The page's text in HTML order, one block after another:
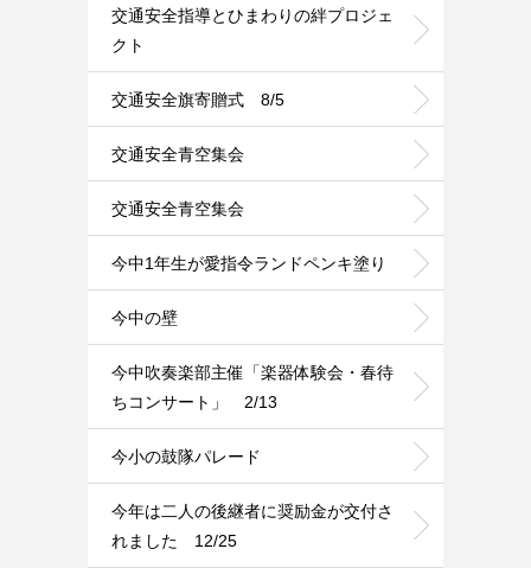
交通安全指導とひまわりの絆プロジェ
クト
交通安全旗寄贈式 8/5
交通安全青空集会
交通安全青空集会
今中1年生が愛指令ランドペンキ塗り
今中の壁
今中吹奏楽部主催「楽器体験会・春待
ちコンサート」 2/13
今小の鼓隊パレード
今年は二人の後継者に奨励金が交付さ
れました 12/25